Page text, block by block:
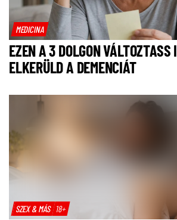
MEDICINA
EZEN A 3 DOLGON VÁLTOZTASS
ELKERÜLD A DEMENCIÁT
SZEX & MÁS 18+